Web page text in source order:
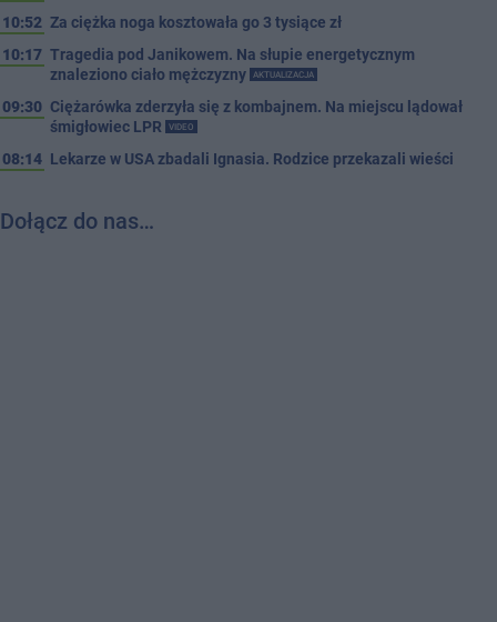
10:52 Za ciężka noga kosztowała go 3 tysiące zł
10:17 Tragedia pod Janikowem. Na słupie energetycznym
znaleziono ciało mężczyzny
AKTUALIZACJA
09:30 Ciężarówka zderzyła się z kombajnem. Na miejscu lądował
śmigłowiec LPR
VIDEO
08:14 Lekarze w USA zbadali Ignasia. Rodzice przekazali wieści
Dołącz do nas…